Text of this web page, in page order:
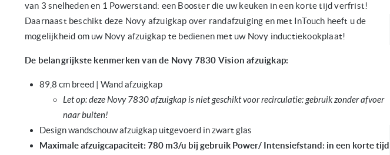
van 3 snelheden en 1 Powerstand: een Booster die uw keuken in een korte tijd verfrist!
Daarnaast beschikt deze Novy afzuigkap over randafzuiging en met InTouch heeft u de
mogelijkheid om uw Novy afzuigkap te bedienen met uw Novy inductiekookplaat!
De belangrijkste kenmerken van de Novy 7830 Vision afzuigkap:
89,8 cm breed | Wand afzuigkap
Let op: deze Novy 7830 afzuigkap is niet geschikt voor recirculatie: gebruik zonder afvoer
naar buiten!
Design wandschouw afzuigkap uitgevoerd in zwart glas
Maximale afzuigcapaciteit: 780 m3/u bij gebruik Power/ Intensiefstand: in een korte tijd